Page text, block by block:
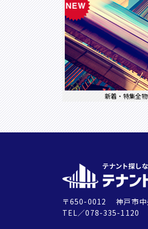
新着・特集全
〒650-0012 神戸市
TEL／078-335-1120